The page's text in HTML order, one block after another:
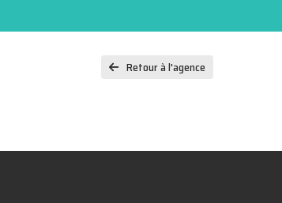
Retour à l'agence